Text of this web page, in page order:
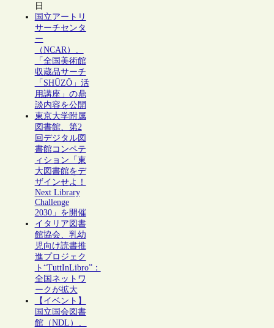
日
国立アートリ
サーチセンタ
ー
（NCAR）、
「全国美術館
収蔵品サーチ
「SHŪZŌ」活
用講座」の鼎
談内容を公開
東京大学附属
図書館、第2
回デジタル図
書館コンペテ
ィション「東
大図書館をデ
ザインせよ！
Next Library
Challenge
2030」を開催
イタリア図書
館協会、乳幼
児向け読書推
進プロジェク
ト“TuttInLibro”：
全国ネットワ
ークが拡大
【イベント】
国立国会図書
館（NDL）、